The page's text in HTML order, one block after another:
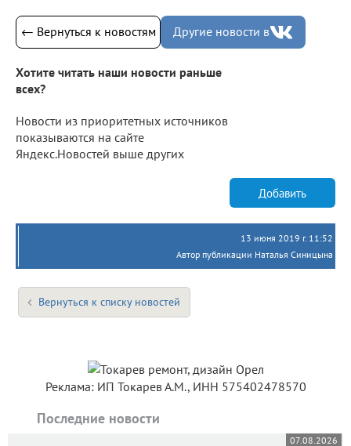
← Вернуться к новостям Другие новости в
Хотите читать наши новости раньше
всех?
Новости из приоритетных источников
показываются на сайте
Яндекс.Новостей выше других
Добавить
13 июня 2019 г. 11:52
Автор публикации Наталья Синицына
Вернуться к списку новостей
Реклама: ИП Токарев А.М., ИНН 575402478570
Последние новости
07.08.2026